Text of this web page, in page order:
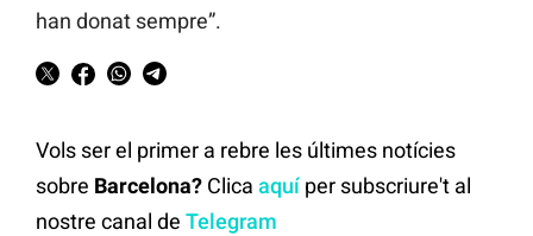
han donat sempre”.
Vols ser el primer a rebre les últimes notícies
sobre Barcelona? Clica aquíper subscriure't al
nostre canal de Telegram